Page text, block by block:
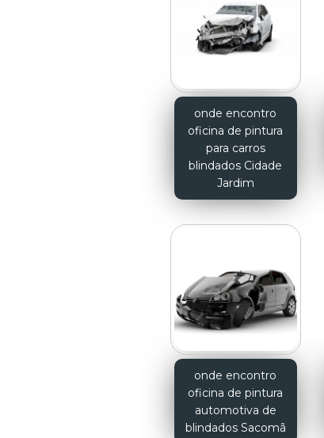
onde encontro
oficina de pintura
para carros
blindados Cidade
Jardim
onde encontro
oficina de pintura
automotiva de
blindados Sacomã